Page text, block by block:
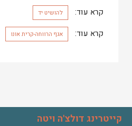
קרא עוד: להושיט יד
קרא עוד: אגף הרווחה-קרית אונו
קייטרינג דולצ'ה ויטה